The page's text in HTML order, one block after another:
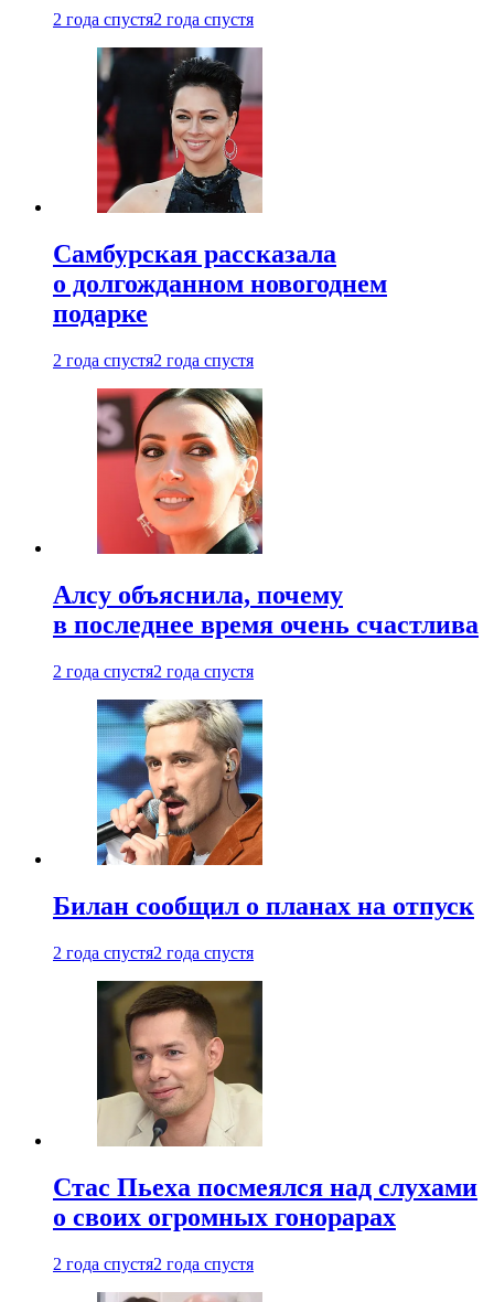
2 года спустя2 года спустя
Самбурская рассказала
о долгожданном новогоднем
подарке
2 года спустя2 года спустя
Алсу объяснила, почему
в последнее время очень счастлива
2 года спустя2 года спустя
Билан сообщил о планах на отпуск
2 года спустя2 года спустя
Стас Пьеха посмеялся над слухами
о своих огромных гонорарах
2 года спустя2 года спустя